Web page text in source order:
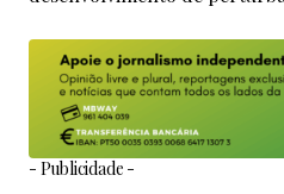
- Publicidade -